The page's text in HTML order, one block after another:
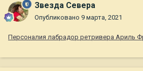
Звезда Севера
Опубликовано 9 марта, 2021
Персоналия лабрадор ретривера Ариль